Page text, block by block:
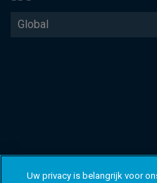
Global
Uw privacy is belangrijk voor